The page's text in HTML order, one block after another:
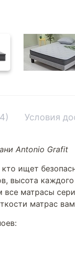
Условия
Antonio Grafit
кто ищет
высота
матрасы
матрас